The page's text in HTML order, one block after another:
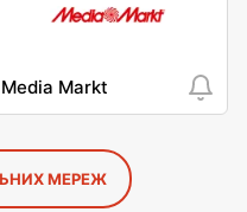
Media Markt
МЕРЕЖ